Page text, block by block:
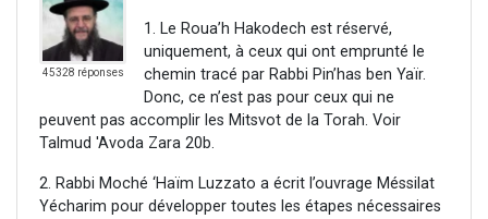
45328 réponses
1. Le Roua’h Hakodech est réservé,
uniquement, à ceux qui ont emprunté le
chemin tracé par Rabbi Pin’has ben Yaïr.
Donc, ce n’est pas pour ceux qui ne
peuvent pas accomplir les Mitsvot de la Torah. Voir
Talmud 'Avoda Zara 20b.
2. Rabbi Moché ‘Haïm Luzzato a écrit l’ouvrage Méssilat
Yécharim pour développer toutes les étapes nécessaires